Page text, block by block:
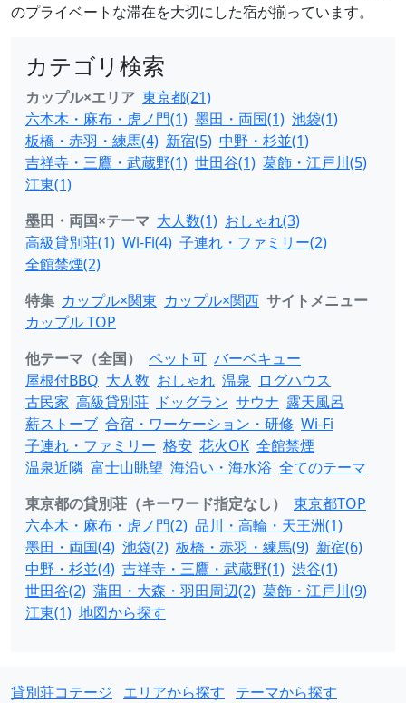
のプライベートな滞在を大切にした宿が揃っています。
カテゴリ検索
カップル×エリア 東京都(21)
六本木・麻布・虎ノ門(1) 墨田・両国(1) 池袋(1)
板橋・赤羽・練馬(4) 新宿(5) 中野・杉並(1)
吉祥寺・三鷹・武蔵野(1) 世田谷(1) 葛飾・江戸川(5)
江東(1)
墨田・両国×テーマ 大人数(1) おしゃれ(3)
高級貸別荘(1) Wi-Fi(4) 子連れ・ファミリー(2)
全館禁煙(2)
特集 カップル×関東 カップル×関西 サイトメニュー
カップル TOP
他テーマ（全国）
ペット可 バーベキュー
屋根付BBQ 大人数 おしゃれ 温泉 ログハウス
古民家 高級貸別荘 ドッグラン サウナ 露天風呂
薪ストーブ 合宿・ワーケーション・研修 Wi-Fi
子連れ・ファミリー 格安 花火OK 全館禁煙
温泉近隣 富士山眺望 海沿い・海水浴 全てのテーマ
東京都の貸別荘（キーワード指定なし）
東京都TOP
六本木・麻布・虎ノ門(2) 品川・高輪・天王洲(1)
墨田・両国(4) 池袋(2) 板橋・赤羽・練馬(9) 新宿(6)
中野・杉並(4) 吉祥寺・三鷹・武蔵野(1) 渋谷(1)
世田谷(2) 蒲田・大森・羽田周辺(2) 葛飾・江戸川(9)
江東(1) 地図から探す
貸別荘コテージ エリアから探す
テーマから探す